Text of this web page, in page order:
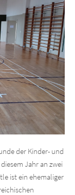
der Kinder- und
Jahr an zwei
ist ein ehemaliger